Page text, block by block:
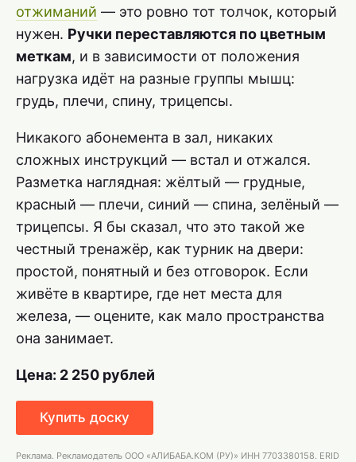
отжиманий — это ровно тот толчок, который
нужен. Ручки переставляются по цветным
меткам, и в зависимости от положения
нагрузка идёт на разные группы мышц:
грудь, плечи, спину, трицепсы.
Никакого абонемента в зал, никаких
сложных инструкций — встал и отжался.
Разметка наглядная: жёлтый — грудные,
красный — плечи, синий — спина, зелёный —
трицепсы. Я бы сказал, что это такой же
честный тренажёр, как турник на двери:
простой, понятный и без отговорок. Если
живёте в квартире, где нет места для
железа, — оцените, как мало пространства
она занимает.
Цена: 2 250 рублей
Купить доску
Реклама. Рекламодатель ООО «АЛИБАБА.КОМ (РУ)» ИНН 7703380158. ERID